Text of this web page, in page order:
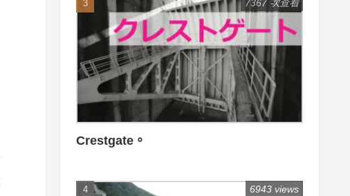
Crestgate。
7367 次查看
6943 views